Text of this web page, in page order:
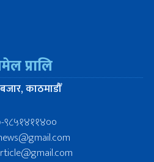
प्रालि
काठमाडौँ